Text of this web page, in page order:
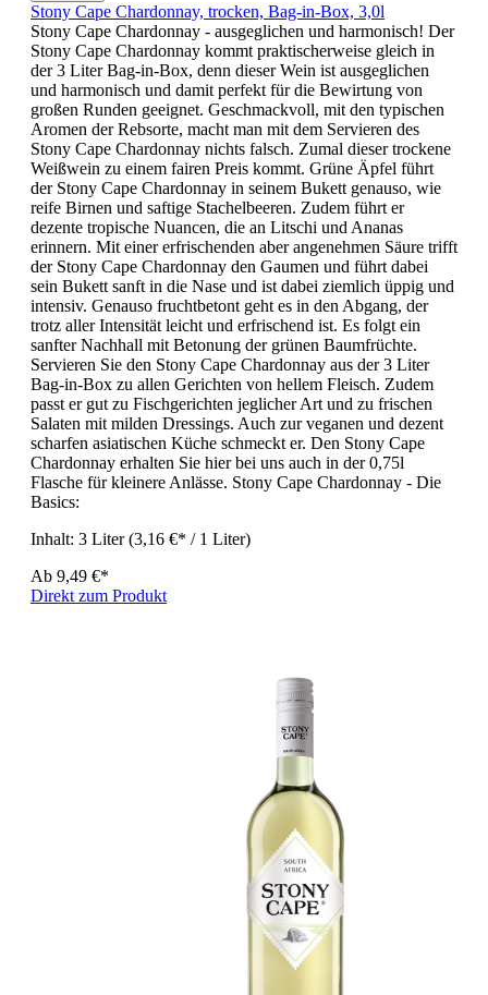
Stony Cape Chardonnay, trocken, Bag-in-Box, 3,0l
Stony Cape Chardonnay - ausgeglichen und harmonisch! Der
Stony Cape Chardonnay kommt praktischerweise gleich in
der 3 Liter Bag-in-Box, denn dieser Wein ist ausgeglichen
und harmonisch und damit perfekt für die Bewirtung von
großen Runden geeignet. Geschmackvoll, mit den typischen
Aromen der Rebsorte, macht man mit dem Servieren des
Stony Cape Chardonnay nichts falsch. Zumal dieser trockene
Weißwein zu einem fairen Preis kommt. Grüne Äpfel führt
der Stony Cape Chardonnay in seinem Bukett genauso, wie
reife Birnen und saftige Stachelbeeren. Zudem führt er
dezente tropische Nuancen, die an Litschi und Ananas
erinnern. Mit einer erfrischenden aber angenehmen Säure trifft
der Stony Cape Chardonnay den Gaumen und führt dabei
sein Bukett sanft in die Nase und ist dabei ziemlich üppig und
intensiv. Genauso fruchtbetont geht es in den Abgang, der
trotz aller Intensität leicht und erfrischend ist. Es folgt ein
sanfter Nachhall mit Betonung der grünen Baumfrüchte.
Servieren Sie den Stony Cape Chardonnay aus der 3 Liter
Bag-in-Box zu allen Gerichten von hellem Fleisch. Zudem
passt er gut zu Fischgerichten jeglicher Art und zu frischen
Salaten mit milden Dressings. Auch zur veganen und dezent
scharfen asiatischen Küche schmeckt er. Den Stony Cape
Chardonnay erhalten Sie hier bei uns auch in der 0,75l
Flasche für kleinere Anlässe. Stony Cape Chardonnay - Die
Basics:
Inhalt: 3 Liter(3,16 €* / 1 Liter)
Ab 9,49 €*
Direkt zum Produkt